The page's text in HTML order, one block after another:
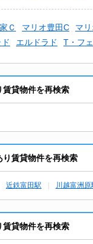
Ｃ マリオ豊田C マ
エルドラド T・フ
賃貸物件を再検索
賃貸物件を再検索
近鉄富田駅 川越富洲原
賃貸物件を再検索